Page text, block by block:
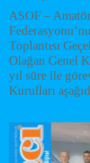
ASOF –
Toplantısı
Olağan Genel
yıl süre ile
Kurulları